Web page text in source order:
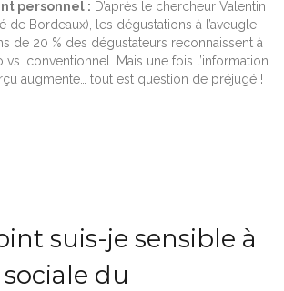
personnel : D’après le chercheur Valentin
de Bordeaux), les dégustations à l’aveugle
de 20 % des dégustateurs reconnaissent à
conventionnel. Mais une fois l’information
augmente… tout est question de préjugé !
suis-je sensible à
du